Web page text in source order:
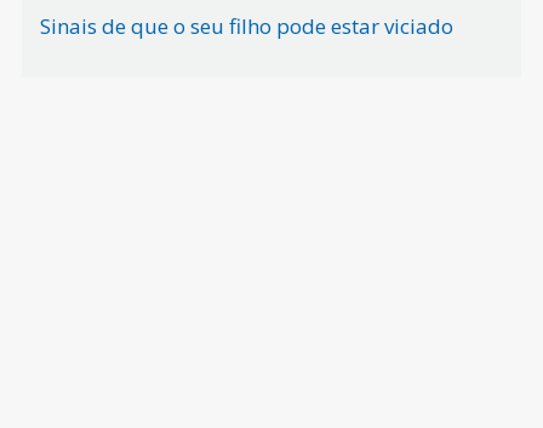
Sinais de que o seu filho pode estar viciado